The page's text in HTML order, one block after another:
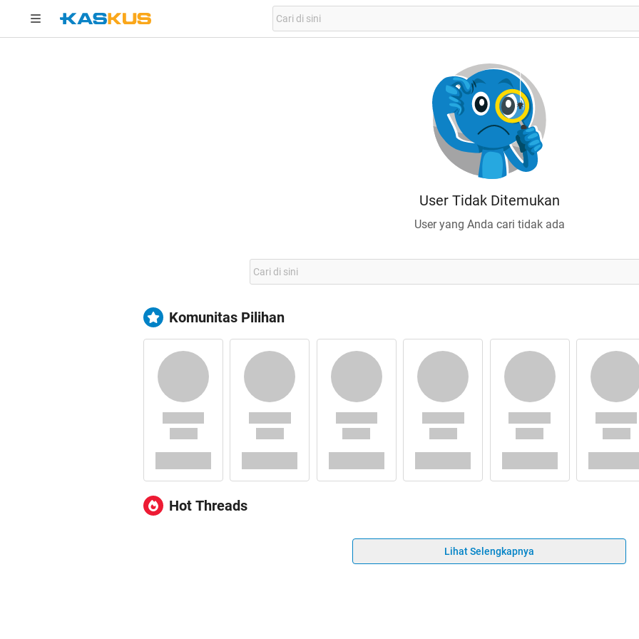
User Tidak Ditemukan
User yang Anda cari tidak ada
Komunitas Pilihan
Hot Threads
Lihat Selengkapnya